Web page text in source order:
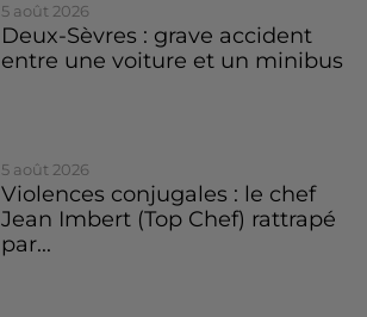
5 août 2026
Deux-Sèvres : grave accident
entre une voiture et un minibus
5 août 2026
Violences conjugales : le chef
Jean Imbert (Top Chef) rattrapé
par...